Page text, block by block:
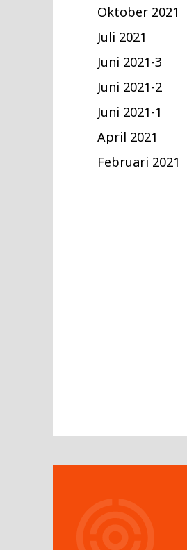
Oktober 2021
Juli 2021
Juni 2021-3
Juni 2021-2
Juni 2021-1
April 2021
Februari 2021